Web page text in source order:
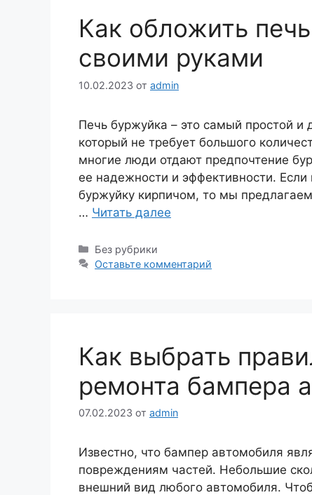
Как обложить
своими руками
10.02.2023 от admin
Печь буржуйка – это самый простой
который не требует большого
многие люди отдают предпочтение
ее надежности и эффективности.
буржуйку кирпичом, то мы
… Читать далее
Рубрики
Без рубрики
Оставьте комментарий
Как выбрать
ремонта бампера
07.02.2023 от admin
Известно, что бампер автомобиля
повреждениям частей. Небольшие
внешний вид любого автомобиля.